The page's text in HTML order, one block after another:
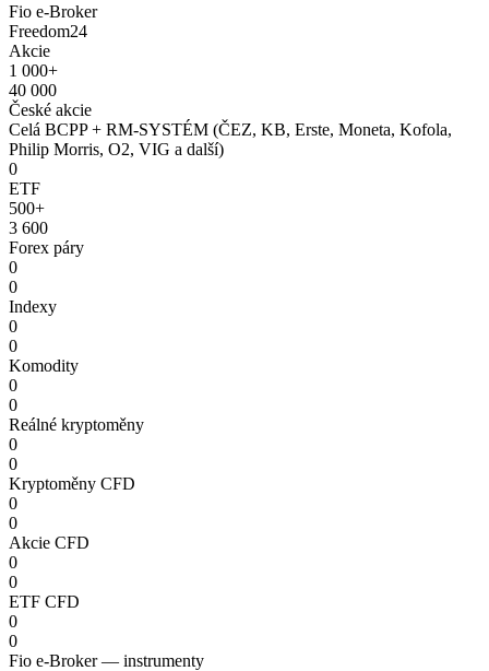
Fio e-Broker
Freedom24
Akcie
1 000+
40 000
České akcie
Celá BCPP + RM-SYSTÉM (ČEZ, KB, Erste, Moneta, Kofola,
Philip Morris, O2, VIG a další)
0
ETF
500+
3 600
Forex páry
0
0
Indexy
0
0
Komodity
0
0
Reálné kryptoměny
0
0
Kryptoměny CFD
0
0
Akcie CFD
0
0
ETF CFD
0
0
Fio e-Broker — instrumenty